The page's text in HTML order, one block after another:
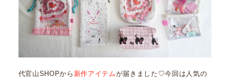
代官山SHOPから 新作アイテムが届きました♡今回は人気の